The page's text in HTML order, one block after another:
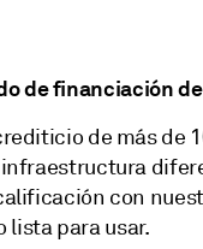
de financiación
de más de
con
lista para usar.